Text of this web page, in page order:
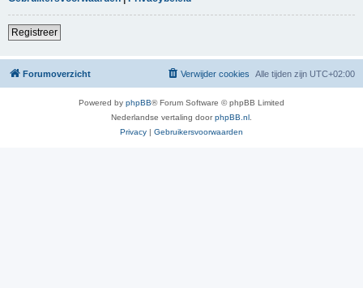
Registreer
Forumoverzicht Alle tijden zijn UTC+02:00
Verwijder cookies
Powered by phpBB® Forum Software © phpBB Limited
Nederlandse vertaling doorphpBB.nl
Privacy | Gebruikersvoorwaarden